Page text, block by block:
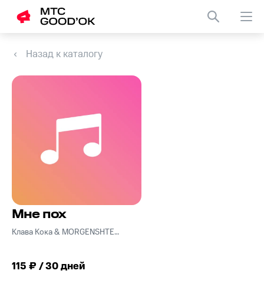
Назад к каталогу
Мне пох
Клава Кока & MORGENSHTERN
115 ₽ / 30 дней